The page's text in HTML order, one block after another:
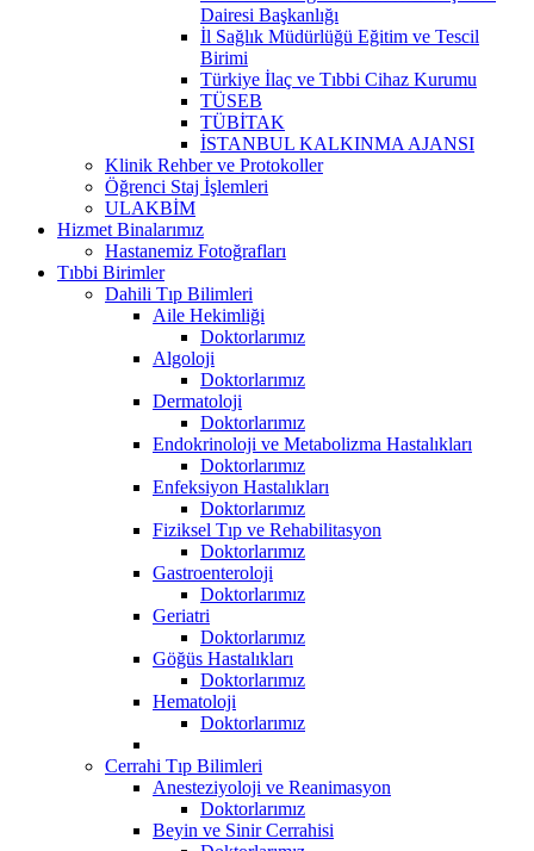
Dairesi Başkanlığı
İl Sağlık Müdürlüğü Eğitim ve Tescil
Birimi
Türkiye İlaç ve Tıbbi Cihaz Kurumu
TÜSEB
TÜBİTAK
İSTANBUL KALKINMA AJANSI
Klinik Rehber ve Protokoller
Öğrenci Staj İşlemleri
ULAKBİM
Hizmet Binalarımız
Hastanemiz Fotoğrafları
Tıbbi Birimler
Dahili Tıp Bilimleri
Aile Hekimliği
Doktorlarımız
Algoloji
Doktorlarımız
Dermatoloji
Doktorlarımız
Endokrinoloji ve Metabolizma Hastalıkları
Doktorlarımız
Enfeksiyon Hastalıkları
Doktorlarımız
Fiziksel Tıp ve Rehabilitasyon
Doktorlarımız
Gastroenteroloji
Doktorlarımız
Geriatri
Doktorlarımız
Göğüs Hastalıkları
Doktorlarımız
Hematoloji
Doktorlarımız
Cerrahi Tıp Bilimleri
Anesteziyoloji ve Reanimasyon
Doktorlarımız
Beyin ve Sinir Cerrahisi